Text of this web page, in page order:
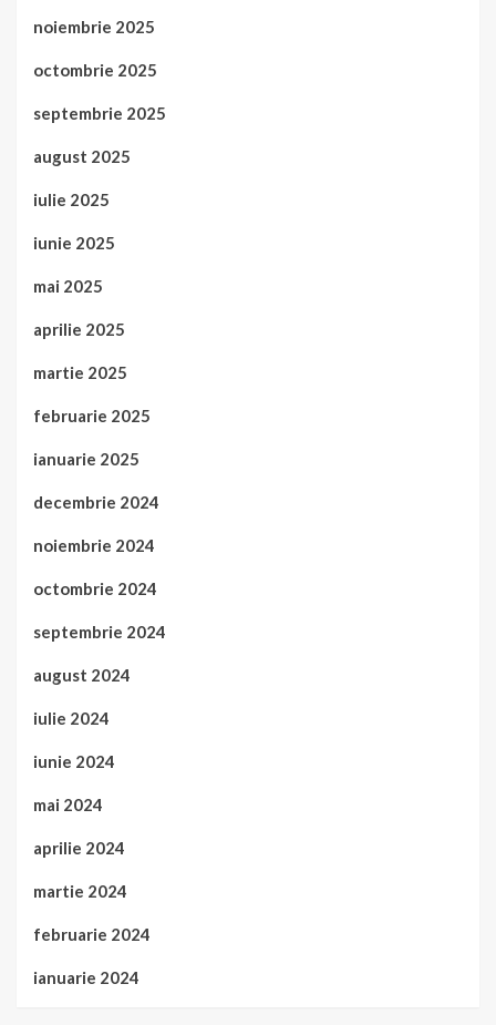
noiembrie 2025
octombrie 2025
septembrie 2025
august 2025
iulie 2025
iunie 2025
mai 2025
aprilie 2025
martie 2025
februarie 2025
ianuarie 2025
decembrie 2024
noiembrie 2024
octombrie 2024
septembrie 2024
august 2024
iulie 2024
iunie 2024
mai 2024
aprilie 2024
martie 2024
februarie 2024
ianuarie 2024